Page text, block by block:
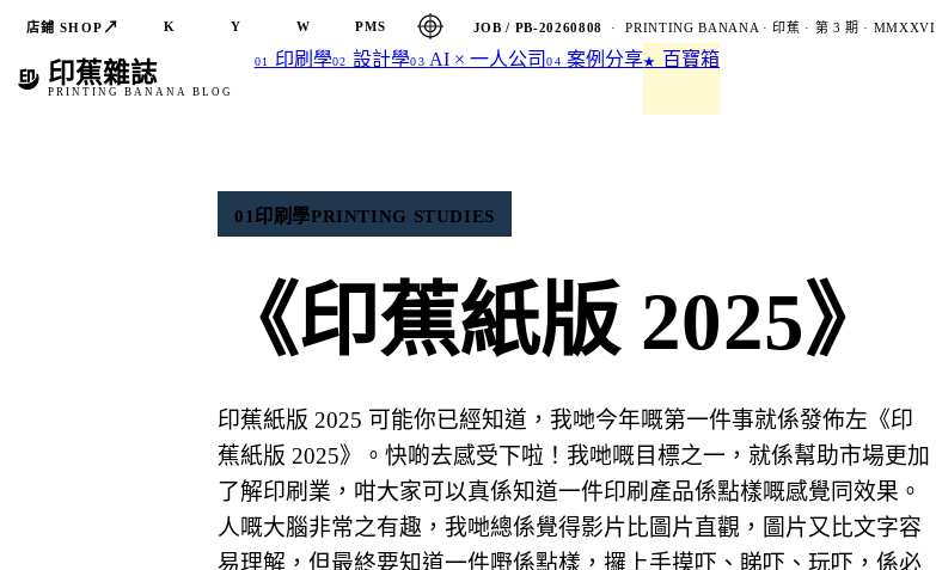
店鋪 SHOP ↗ K Y W PMS JOB / PB-20260808 · PRINTING BANANA · 印蕉 · 第 3 期 · MMXXVI
印蕉雜誌
PRINTING BANANA BLOG
01 印刷學02 設計學03 AI × 一人公司04 案例分享★ 百寶箱
01 印刷學PRINTING STUDIES
《印蕉紙版 2025》
印蕉紙版 2025 可能你已經知道，我哋今年嘅第一件事就係發佈左《印
蕉紙版 2025》。快啲去感受下啦！我哋嘅目標之一，就係幫助市場更加
了解印刷業，咁大家可以真係知道一件印刷產品係點樣嘅感覺同效果。
人嘅大腦非常之有趣，我哋總係覺得影片比圖片直觀，圖片又比文字容
易理解，但最終要知道一件嘢係點樣，攞上手摸吓、睇吓、玩吓，係必